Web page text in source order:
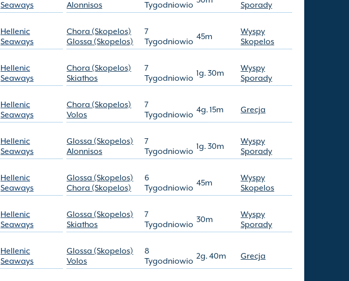
Seaways
Alonnisos
Tygodniowio
Sporady
Hellenic
Seaways
Chora (Skopelos)
Glossa (Skopelos)
7
Tygodniowio
45m
Wyspy
Skopelos
Hellenic
Seaways
Chora (Skopelos)
Skiathos
7
Tygodniowio
1g. 30m
Wyspy
Sporady
Hellenic
Seaways
Chora (Skopelos)
Volos
7
Tygodniowio
4g. 15m Grecja
Hellenic
Seaways
Glossa (Skopelos)
Alonnisos
7
Tygodniowio
1g. 30m
Wyspy
Sporady
Hellenic
Seaways
Glossa (Skopelos)
Chora (Skopelos)
6
Tygodniowio
45m
Wyspy
Skopelos
Hellenic
Seaways
Glossa (Skopelos)
Skiathos
7
Tygodniowio
30m
Wyspy
Sporady
Hellenic
Seaways
Glossa (Skopelos)
Volos
8
Tygodniowio
2g. 40m Grecja